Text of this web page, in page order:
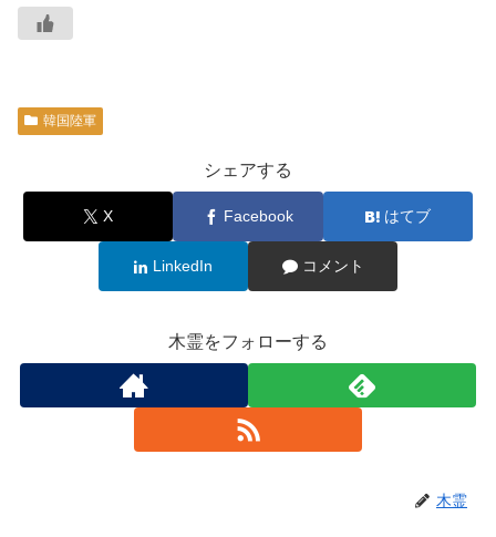
韓国陸軍
シェアする
X Facebook はてブ
LinkedIn コメント
木霊をフォローする
木霊